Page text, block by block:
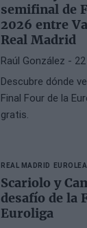
semifinal de
2026 entre
Real Madrid
Raúl González -
Descubre dónde
Final Four de la
gratis.
REAL MADRID
Scariolo y
desafío de la
Euroliga